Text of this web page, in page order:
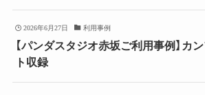
2026年6月27日 利用事例
【パンダスタジオ赤坂ご利用事例】カ
ト収録